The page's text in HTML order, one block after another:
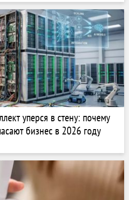
уперся в стену: почему
бизнес в 2026 году